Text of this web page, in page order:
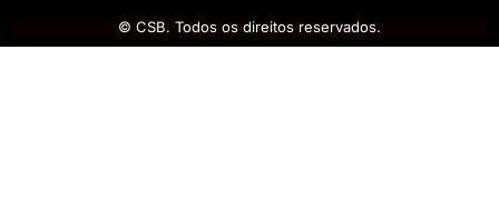
© CSB. Todos os direitos reservados.